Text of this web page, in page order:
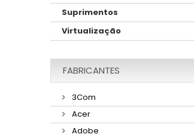
Suprimentos
Virtualização
FABRICANTES
3Com
Acer
Adobe